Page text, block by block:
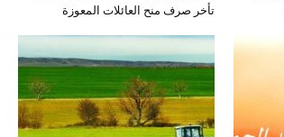
تأخر صرف منح العائلات المعوزة